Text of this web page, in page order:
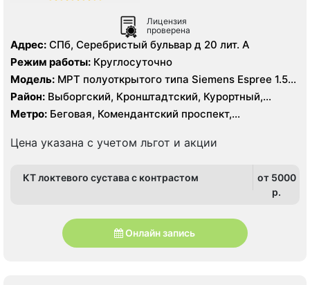
Лицензия
проверена
Адрес: СПб, Серебристый бульвар д 20 лит. А
Режим работы: Круглосуточно
Модель: МРТ полуоткрытого типа Siemens Espree 1.5
Тесла, КТ Siemens Somatom Emotion 16 срезов
Район: Выборгский, Кронштадтский, Курортный,
Ленинградская область, Приморский
Метро: Беговая, Комендантский проспект,
Удельная, Чёрная речка
Цена указана с учетом льгот и акции
КТ локтевого сустава с контрастом
от 5000
p.
Онлайн запись